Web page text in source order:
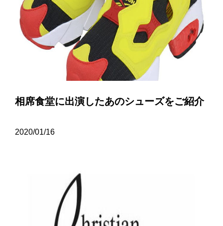
相席食堂に出演したあのシューズをご紹介
2020/01/16